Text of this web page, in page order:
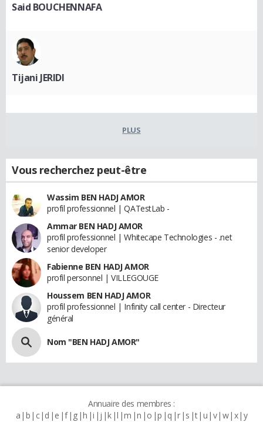
Said BOUCHENNAFA
Tijani JERIDI
PLUS
Vous recherchez peut-être
Wassim BEN HADJ AMOR
profil professionnel | QATestLab -
Ammar BEN HADJ AMOR
profil professionnel | Whitecape Technologies - .net
senior developer
Fabienne BEN HADJ AMOR
profil personnel | VILLEGOUGE
Houssem BEN HADJ AMOR
profil professionnel | Infinity call center - Directeur
général
Nom "BEN HADJ AMOR"
Annuaire des membres :
a b c d e f g h i j k l m n o p q r s t u v w x y